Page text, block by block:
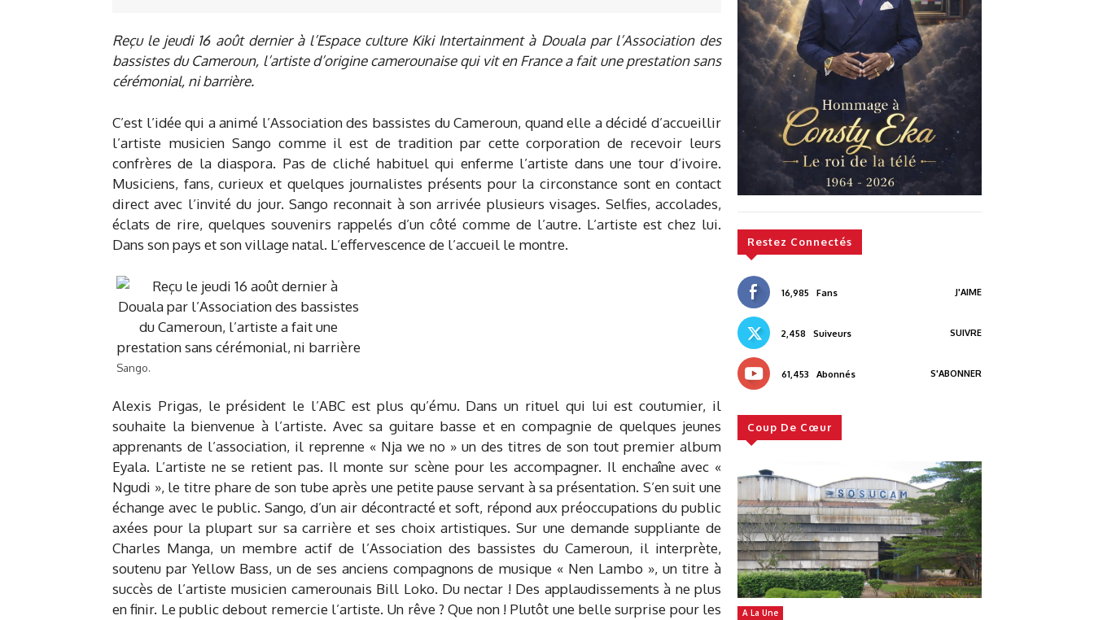
Reçu le jeudi 16 août dernier à l’Espace culture Kiki Intertainment à Douala par l’Association des
bassistes du Cameroun, l’artiste d’origine camerounaise qui vit en France a fait une prestation sans
cérémonial, ni barrière.
C’est l’idée qui a animé l’Association des bassistes du Cameroun, quand elle a décidé d’accueillir
l’artiste musicien Sango comme il est de tradition par cette corporation de recevoir leurs
confrères de la diaspora. Pas de cliché habituel qui enferme l’artiste dans une tour d’ivoire.
Musiciens, fans, curieux et quelques journalistes présents pour la circonstance sont en contact
direct avec l’invité du jour. Sango reconnait à son arrivée plusieurs visages. Selfies, accolades,
éclats de rire, quelques souvenirs rappelés d’un côté comme de l’autre. L’artiste est chez lui.
Dans son pays et son village natal. L’effervescence de l’accueil le montre.
Sango.
Alexis Prigas, le président le l’ABC est plus qu’ému. Dans un rituel qui lui est coutumier, il
souhaite la bienvenue à l’artiste. Avec sa guitare basse et en compagnie de quelques jeunes
apprenants de l’association, il reprenne « Nja we no » un des titres de son tout premier album
Eyala. L’artiste ne se retient pas. Il monte sur scène pour les accompagner. Il enchaîne avec «
Ngudi », le titre phare de son tube après une petite pause servant à sa présentation. S’en suit une
échange avec le public. Sango, d’un air décontracté et soft, répond aux préoccupations du public
axées pour la plupart sur sa carrière et ses choix artistiques. Sur une demande suppliante de
Charles Manga, un membre actif de l’Association des bassistes du Cameroun, il interprète,
soutenu par Yellow Bass, un de ses anciens compagnons de musique « Nen Lambo », un titre à
succès de l’artiste musicien camerounais Bill Loko. Du nectar ! Des applaudissements à ne plus
en finir. Le public debout remercie l’artiste. Un rêve ? Que non ! Plutôt une belle surprise pour les
Restez Connectés
16,985 Fans J'AIME
2,458 Suiveurs SUIVRE
61,453 Abonnés S'ABONNER
Coup De Cœur
A La Une